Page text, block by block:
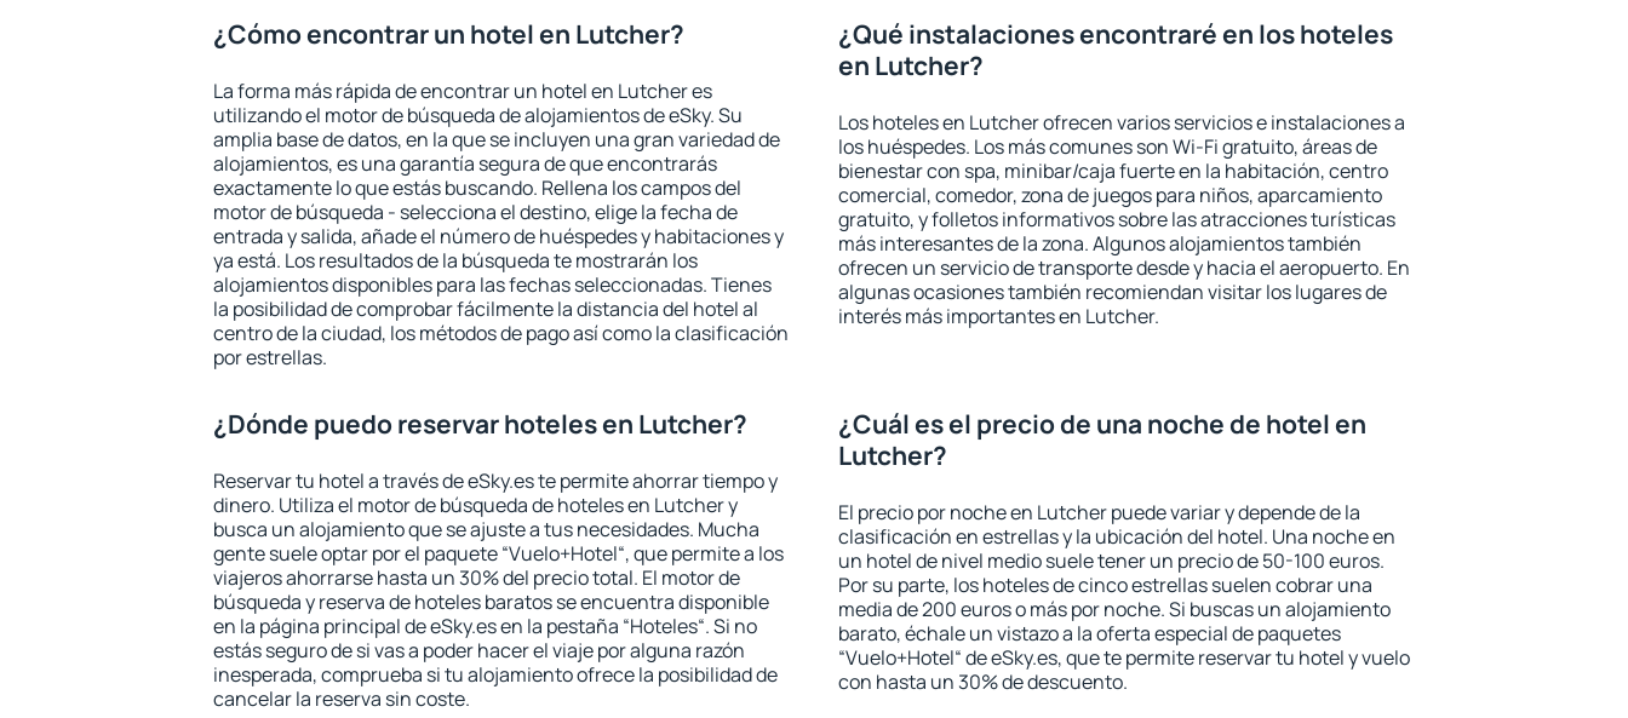
¿Cómo encontrar un hotel en Lutcher?
La forma más rápida de encontrar un hotel en Lutcher es
utilizando el motor de búsqueda de alojamientos de eSky. Su
amplia base de datos, en la que se incluyen una gran variedad de
alojamientos, es una garantía segura de que encontrarás
exactamente lo que estás buscando. Rellena los campos del
motor de búsqueda - selecciona el destino, elige la fecha de
entrada y salida, añade el número de huéspedes y habitaciones y
ya está. Los resultados de la búsqueda te mostrarán los
alojamientos disponibles para las fechas seleccionadas. Tienes
la posibilidad de comprobar fácilmente la distancia del hotel al
centro de la ciudad, los métodos de pago así como la clasificación
por estrellas.
¿Qué instalaciones encontraré en los hoteles
en Lutcher?
Los hoteles en Lutcher ofrecen varios servicios e instalaciones a
los huéspedes. Los más comunes son Wi-Fi gratuito, áreas de
bienestar con spa, minibar/caja fuerte en la habitación, centro
comercial, comedor, zona de juegos para niños, aparcamiento
gratuito, y folletos informativos sobre las atracciones turísticas
más interesantes de la zona. Algunos alojamientos también
ofrecen un servicio de transporte desde y hacia el aeropuerto. En
algunas ocasiones también recomiendan visitar los lugares de
interés más importantes en Lutcher.
¿Dónde puedo reservar hoteles en Lutcher?
Reservar tu hotel a través de eSky.es te permite ahorrar tiempo y
dinero. Utiliza el motor de búsqueda de hoteles en Lutcher y
busca un alojamiento que se ajuste a tus necesidades. Mucha
gente suele optar por el paquete “Vuelo+Hotel“, que permite a los
viajeros ahorrarse hasta un 30% del precio total. El motor de
búsqueda y reserva de hoteles baratos se encuentra disponible
en la página principal de eSky.es en la pestaña “Hoteles“. Si no
estás seguro de si vas a poder hacer el viaje por alguna razón
inesperada, comprueba si tu alojamiento ofrece la posibilidad de
cancelar la reserva sin coste.
¿Cuál es el precio de una noche de hotel en
Lutcher?
El precio por noche en Lutcher puede variar y depende de la
clasificación en estrellas y la ubicación del hotel. Una noche en
un hotel de nivel medio suele tener un precio de 50-100 euros.
Por su parte, los hoteles de cinco estrellas suelen cobrar una
media de 200 euros o más por noche. Si buscas un alojamiento
barato, échale un vistazo a la oferta especial de paquetes
“Vuelo+Hotel“ de eSky.es, que te permite reservar tu hotel y vuelo
con hasta un 30% de descuento.